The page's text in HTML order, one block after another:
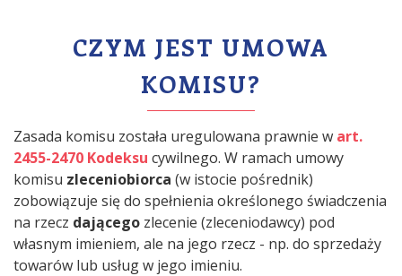
CZYM JEST UMOWA
KOMISU?
Zasada komisu została uregulowana prawnie w art.
2455-2470 Kodeksu cywilnego. W ramach umowy
komisu zleceniobiorca (w istocie pośrednik)
zobowiązuje się do spełnienia określonego świadczenia
na rzecz dającego zlecenie (zleceniodawcy) pod
własnym imieniem, ale na jego rzecz - np. do sprzedaży
towarów lub usług w jego imieniu.